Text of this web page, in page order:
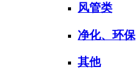
风管类
净化、环保
其他